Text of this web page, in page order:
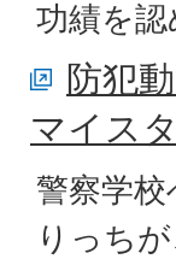
功績を
防犯
マイス
警察学
りっち